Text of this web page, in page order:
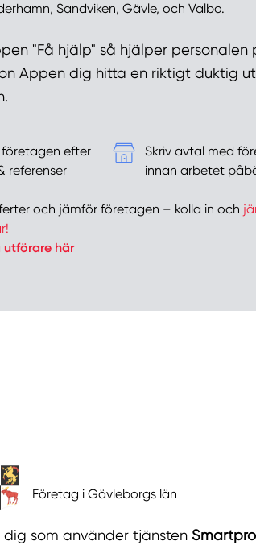
Sandviken, Gävle, och Valbo.
"Få hjälp" så hjälper personalen
Appen dig hitta en riktigt duktig
efter
referenser
Skriv avtal med
innan arbetet
och jämför företagen – kolla in och
här
Företag i Gävleborgs län
dig som använder tjänsten